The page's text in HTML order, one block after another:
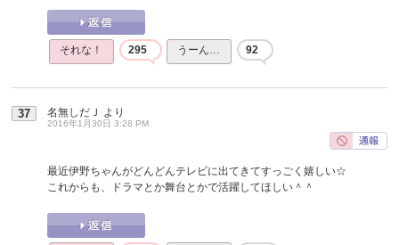
それな！ 295 うーん… 92
37 名無しだＪ より
2016年1月30日 3:28 PM
最近伊野ちゃんがどんどんテレビに出てきてすっごく嬉しい☆
これからも、ドラマとか舞台とかで活躍してほしい＾＾